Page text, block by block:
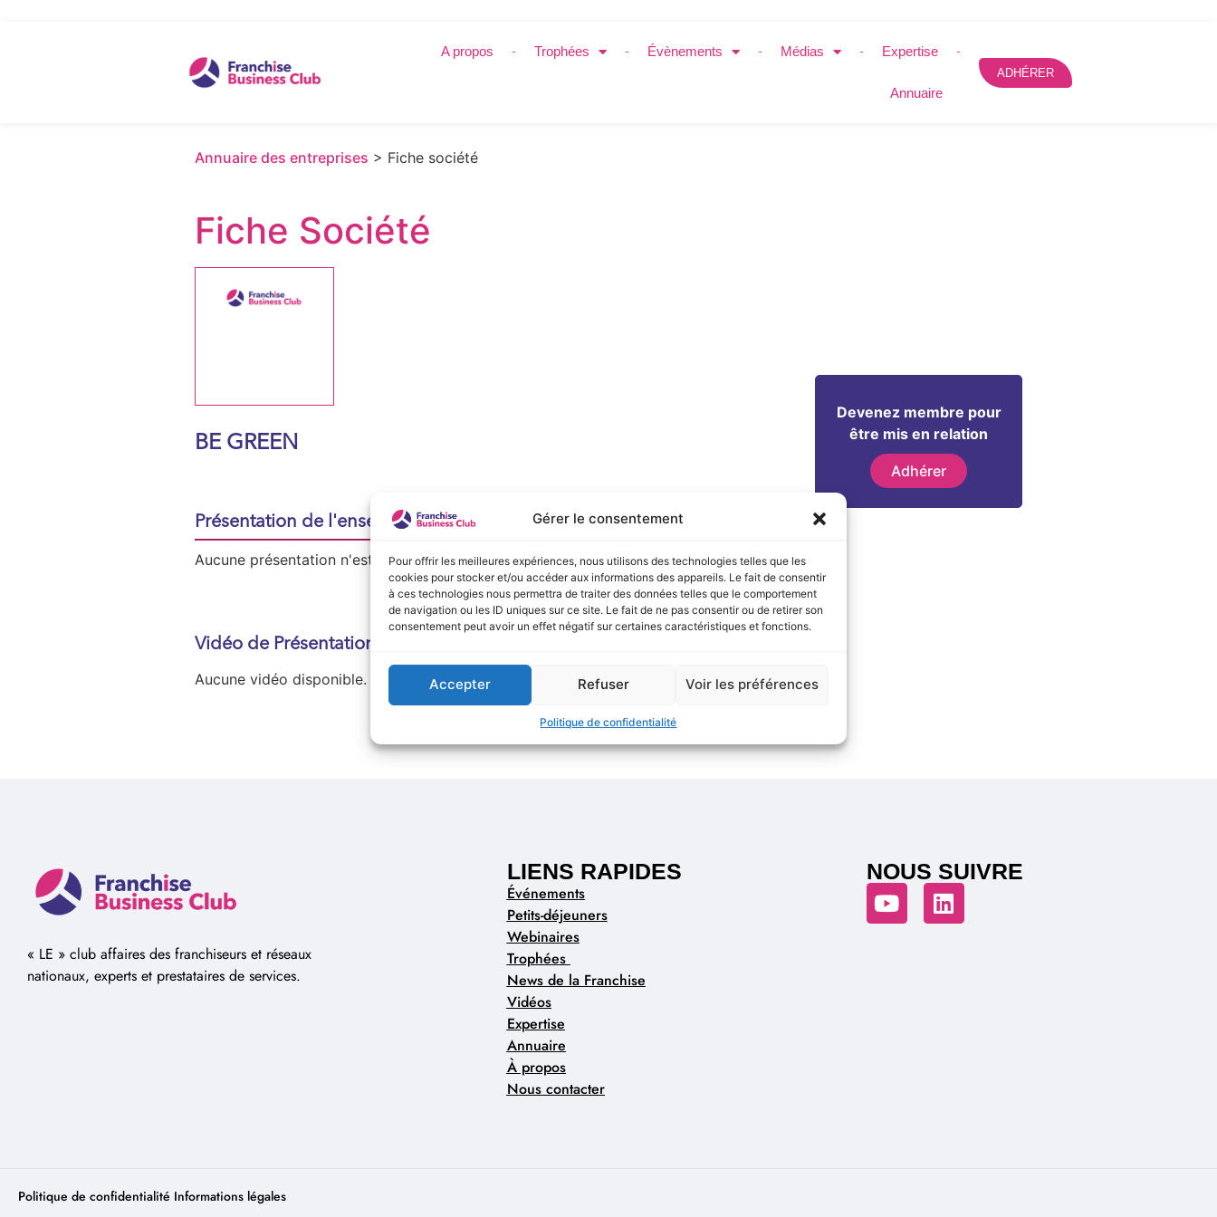
Gérer le consentement
Pour offrir les meilleures expériences, nous utilisons des technologies telles que les
cookies pour stocker et/ou accéder aux informations des appareils. Le fait de consentir
à ces technologies nous permettra de traiter des données telles que le comportement
de navigation ou les ID uniques sur ce site. Le fait de ne pas consentir ou de retirer son
consentement peut avoir un effet négatif sur certaines caractéristiques et fonctions.
Accepter Refuser Voir les préférences
Politique de confidentialité
A propos Trophées Évènements Médias Expertise
Annuaire
ADHÉRER
Annuaire des entreprises > Fiche société
Devenez membre pour
être mis en relation
Adhérer
Fiche Société
BE GREEN
Présentation de l'enseigne :
Aucune présentation n'est disponible actuellement !
Vidéo de Présentation
Aucune vidéo disponible.
« LE » club affaires des franchiseurs et réseaux
nationaux, experts et prestataires de services.
LIENS RAPIDES
Événements
Petits-déjeuners
Webinaires
Trophées
News de la Franchise
Vidéos
Expertise
Annuaire
À propos
Nous contacter
NOUS SUIVRE
Politique de confidentialité Informations légales